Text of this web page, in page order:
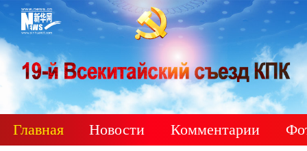
Главная Новости Комментарии